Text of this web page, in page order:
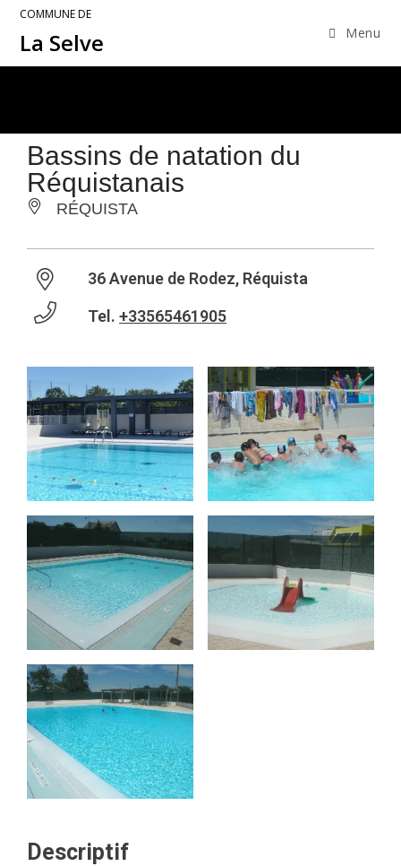
COMMUNE DE
La Selve Menu
Bassins de natation du
Réquistanais
RÉQUISTA
36 Avenue de Rodez, Réquista
Tel. +33565461905
Descriptif